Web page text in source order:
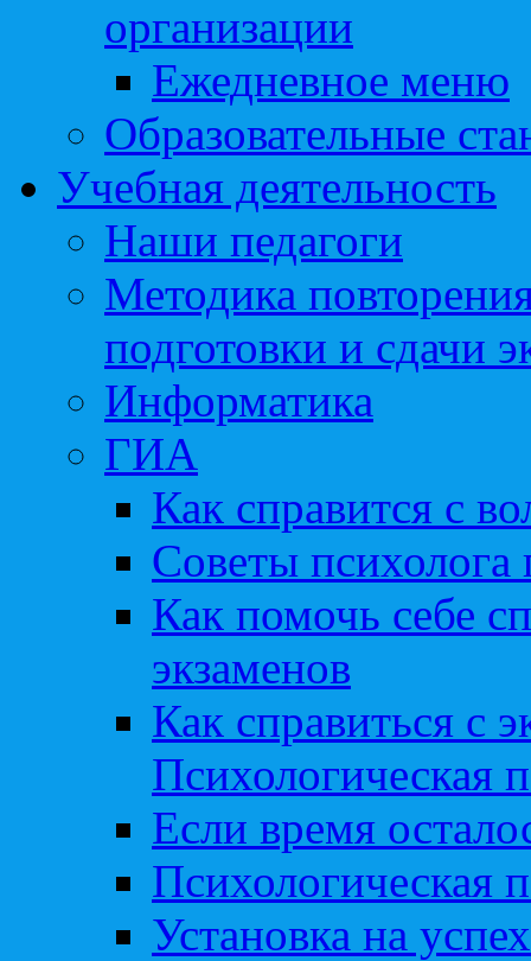
организации
Ежедневное меню
Образовательные
Учебная деятельность
Наши педагоги
Методика
подготовки и сдачи
Информатика
ГИА
Как справится с
Советы
Как помочь себе
экзаменов
Как справиться с
Психологическая
Если время
Психологическая
Установка на успех